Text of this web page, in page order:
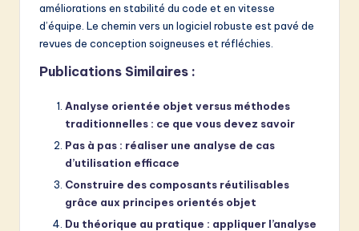
améliorations en stabilité du code et en vitesse
d’équipe. Le chemin vers un logiciel robuste est pavé de
revues de conception soigneuses et réfléchies.
Publications Similaires :
Analyse orientée objet versus méthodes
traditionnelles : ce que vous devez savoir
Pas à pas : réaliser une analyse de cas
d’utilisation efficace
Construire des composants réutilisables
grâce aux principes orientés objet
Du théorique au pratique : appliquer l’analyse